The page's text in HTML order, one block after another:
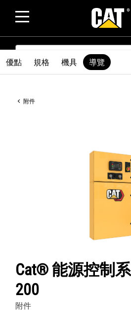
SEARCH
附件
Cat® 能源控制系
200
附件
優點 規格 機具 導覽